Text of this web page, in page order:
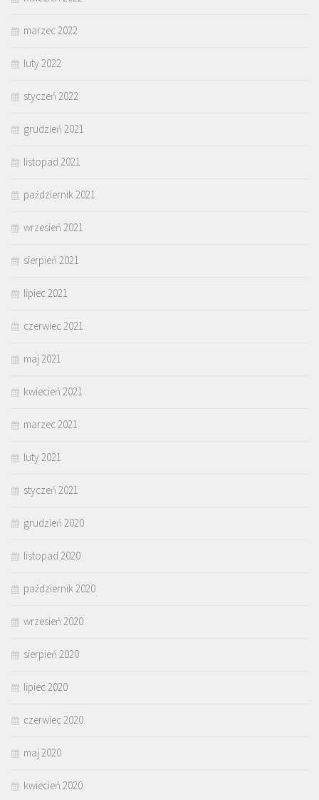
marzec 2022
luty 2022
styczeń 2022
grudzień 2021
listopad 2021
październik 2021
wrzesień 2021
sierpień 2021
lipiec 2021
czerwiec 2021
maj 2021
kwiecień 2021
marzec 2021
luty 2021
styczeń 2021
grudzień 2020
listopad 2020
październik 2020
wrzesień 2020
sierpień 2020
lipiec 2020
czerwiec 2020
maj 2020
kwiecień 2020